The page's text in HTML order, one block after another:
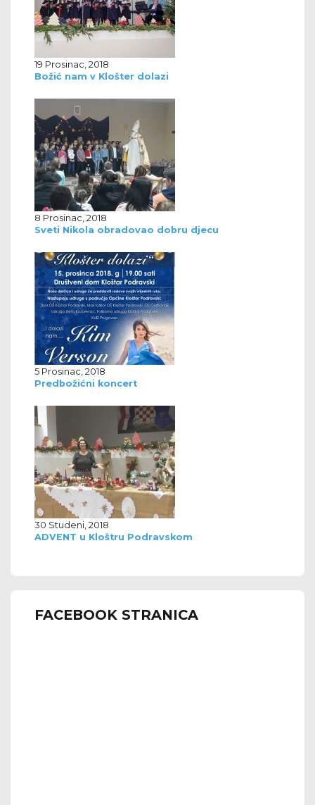
19 Prosinac, 2018
Božić nam v Klošter dolazi
8 Prosinac, 2018
Sveti Nikola obradovao dobru djecu
5 Prosinac, 2018
Predbožićni koncert
30 Studeni, 2018
ADVENT u Kloštru Podravskom
FACEBOOK STRANICA